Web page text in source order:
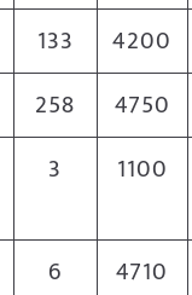
133 4200
258 4750
3 1100
6 4710